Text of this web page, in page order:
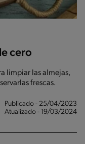
cero
limpiar las almejas,
frescas.
Publicado - 25/04/2023
Atualizado - 19/03/2024